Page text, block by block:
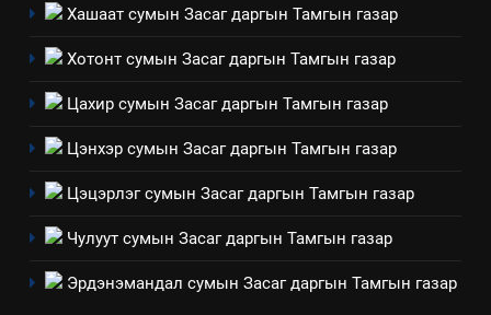
ажиллагааны жилийн
5
салбар зөвлөл” аяны хүрээнд
зохион байгуулах арга
хэмжээний төлөвлөгөө
ТАЗ-ЫН САЛБАР ЗӨВЛӨЛ
6
Санхүүгийн тайланд хийсэн
ИЛ ТОД БАЙДАЛ
Хашаат сумын Засаг даргын Тамгын газар
Хотонт сумын Засаг даргын Тамгын газар
Цахир сумын Засаг даргын Тамгын газар
Цэнхэр сумын Засаг даргын Тамгын газар
Цэцэрлэг сумын Засаг даргын Тамгын газар
Чулуут сумын Засаг даргын Тамгын газар
Эрдэнэмандал сумын Засаг даргын Тамгын газар